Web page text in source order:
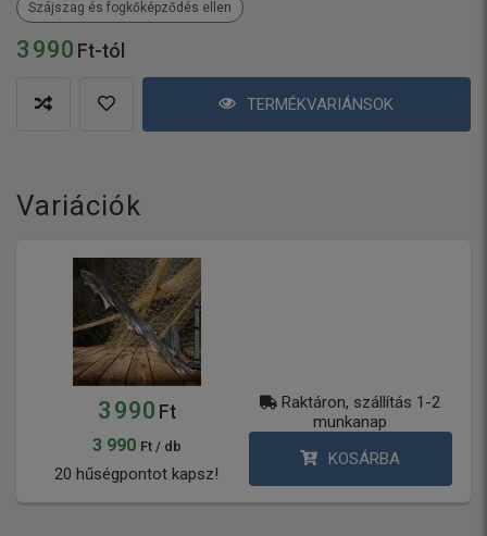
3 990 Ft-tól
TERMÉKVARIÁNSOK
Szájszag és fogkőképződés ellen
Variációk
3 990 Ft
3 990 Ft / db
20 hűségpontot kapsz!
Raktáron, szállítás 1-2
munkanap
KOSÁRBA